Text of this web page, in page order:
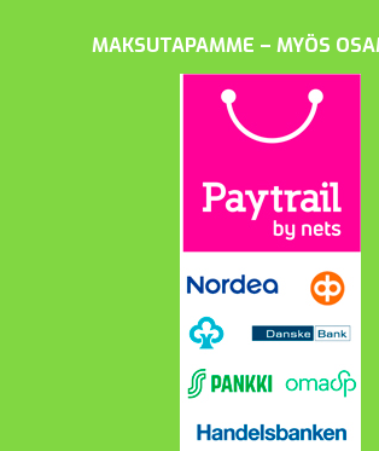
MAKSUTAPAMME – MYÖS